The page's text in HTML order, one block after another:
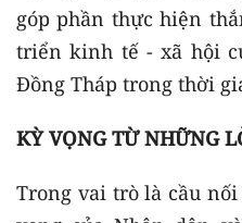
góp phần thực hiện
triển kinh tế - xã hội
Đồng Tháp trong thời
KỲ VỌNG TỪ NHỮNG
Trong vai trò là cầu